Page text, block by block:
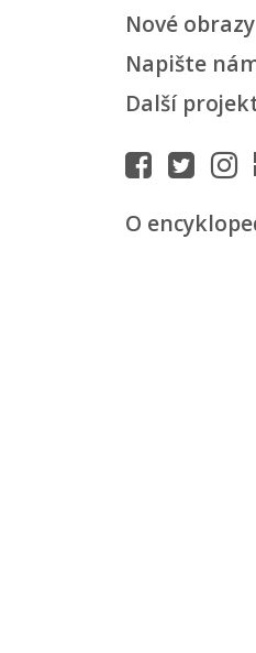
Nové obrazy
Napište
Další
O